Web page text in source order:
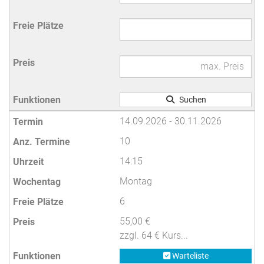
Suchen
14.09.2026 - 30.11.2026
10
14:15
Montag
6
55,00 €
zzgl. 64 € Kurs...
Warteliste